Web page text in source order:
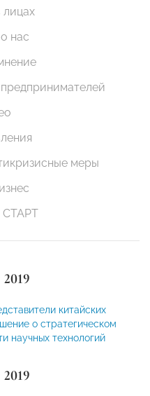
нас
меры
китайских
о стратегическом
научных технологий